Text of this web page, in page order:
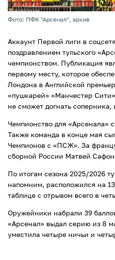
Фото: ПФК "Арсенал", архив
Аккаунт Первой лиги в
поздравлением тульского
чемпионством. Публикация
первому месту, которое
Лондона в Английской
«пушкарей» «Манчестер
не сможет догнать
Чемпионство для «Арсенала»
Также команда в конце мая
Чемпионов с «ПСЖ». За
сборной России Матвей
По итогам сезона 2025/2026
напомним, расположился на
таблице с отрывом всего в
Оружейники набрали 39
«Арсенал» выдал серию из 8
уместила четыре ничьи и